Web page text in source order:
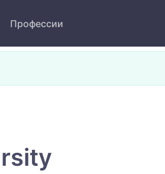
Профессии